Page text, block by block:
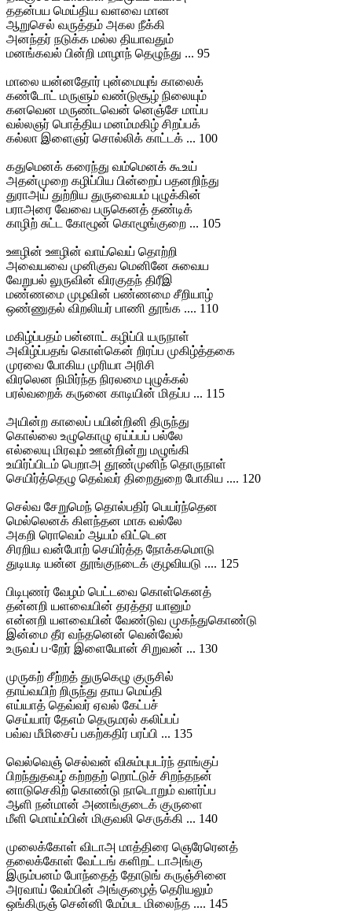
ததன்பய மெய்திய வளவை மான
ஆறுசெல் வருத்தம் அகல நீக்கி
அனந்தர் நடுக்க மல்ல தியாவதும்
மனங்கவல் பின்றி மாழாந் தெழுந்து ... 95
மாலை யன்னதோர் புன்மையுங் காலைக்
கண்டோட் மருளும் வண்டுசூழ் நிலையும்
கனவென மருண்டவென் னெஞ்சே மாப்ப
வல்லஞர் பொத்திய மனம்மகிழ் சிறப்பக்
கல்லா இளைஞர் சொல்லிக் காட்டக் ... 100
கதுமெனக் கரைந்து வம்மெனக் கூஉய்
அதன்முறை கழிப்பிய பின்றைப் பதனறிந்து
துராஅய் துற்றிய துருவையம் புழுக்கின்
பராஅரை வேவை பருகெனத் தண்டிக்
காழிற் சுட்ட கோழூன் கொழூங்குறை ... 105
ஊழின் ஊழின் வாய்வெய் தொற்றி
அவையவை முனிகுவ மெனினே சுவைய
வேறுபல் லுருவின் விரகுதந் திரீஇ
மண்ணமை முழவின் பண்ணமை சீறியாழ்
ஒண்ணுதல் விறலியர் பாணி தூங்க .... 110
மகிழ்ப்பதம் பன்னாட் கழிப்பி யருநாள்
அவிழ்ப்பதங் கொள்கென் றிரப்ப முகிழ்த்தகை
முரவை போகிய முரியா அரிசி
விரலென நிமிர்ந்த நிரலமை புழுக்கல்
பரல்வறைக் கருனை காடியின் மிதப்ப ... 115
அயின்ற காலைப் பயின்றினி திருந்து
கொல்லை உழுகொழு ஏய்ப்பப் பல்லே
எல்லையு மிரவும் ஊன்றின்று மழுங்கி
உயிர்ப்பிடம் பெறாஅ தூண்முனிந் தொருநாள்
செயிர்த்தெழு தெவ்வர் திறைதுறை போகிய .... 120
செல்வ சேறுமெந் தொல்பதிர் பெயர்ந்தென
மெல்லெனக் கிளந்தன மாக வல்லே
அகறி ரொவெம் ஆயம் விட்டென
சிரறிய வன்போற் செயிர்த்த நோக்கமொடு
துடியடி யன்ன தூங்குநடைக் குழவியடு .... 125
பிடிபுணர் வேழம் பெட்டவை கொள்கெனத்
தன்னறி யளவையின் தரத்தர யானும்
என்னறி யளவையின் வேண்டுவ முகந்துகொண்டு
இன்மை தீர வந்தனென் வென்வேல்
உருவப் ப·றேர் இளையோன் சிறுவன் ... 130
முருகற் சீற்றத் துருகெழு குருசில்
தாய்வயிற் றிருந்து தாய மெய்தி
எய்யாத் தெவ்வர் ஏவல் கேட்பச்
செய்யார் தேஎம் தெருமரல் கலிப்பப்
பவ்வ மீமிசைப் பகற்கதிர் பரப்பி ... 135
வெல்வெஞ் செல்வன் விசும்புபடர்ந் தாங்குப்
பிறந்துதவழ் கற்றதற் றொட்டுச் சிறந்தநன்
னாடுசெகிற் கொண்டு நாடொறும் வளர்ப்ப
ஆளி நன்மான் அணங்குடைக் குருளை
மீளி மொய்ம்பின் மிகுவலி செருக்கி ... 140
முலைக்கோள் விடாஅ மாத்திரை ஞெரேரெனத்
தலைக்கோள் வேட்டங் களிறட் டாஅங்கு
இரும்பனம் போந்தைத் தோடுங் கருஞ்சினை
அரவாய் வேம்பின் அங்குழைத் தெரியலும்
ஒங்கிருஞ் சென்னி மேம்பட மிலைந்த .... 145